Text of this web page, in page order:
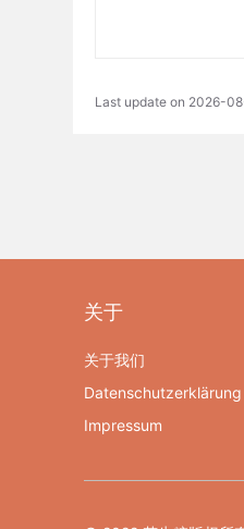
Last update on 2026-
关于
关于我们
Datenschutzerklärung
Impressum